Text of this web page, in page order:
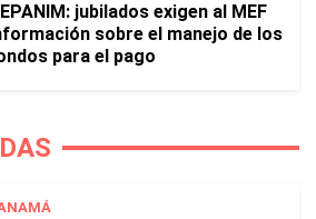
jubilados exigen al MEF
sobre el manejo de los
para el pago